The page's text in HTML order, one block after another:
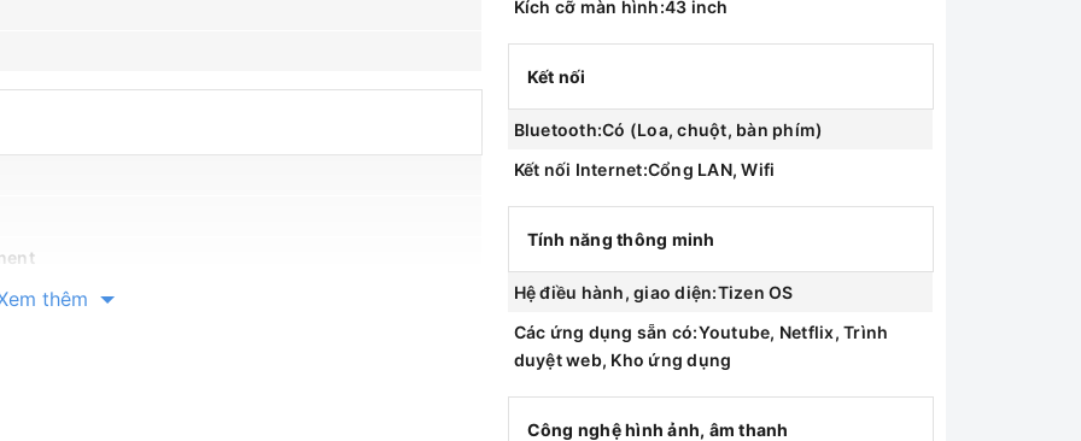
thêm
Kích cỡ màn hình:43 inch
Kết nối
Bluetooth:Có (Loa, chuột, bàn phím)
Kết nối Internet:Cổng LAN, Wifi
Tính năng thông minh
Hệ điều hành, giao diện:Tizen OS
Các ứng dụng sẵn có:Youtube, Netflix, Trình
duyệt web, Kho ứng dụng
Công nghệ hình ảnh, âm thanh